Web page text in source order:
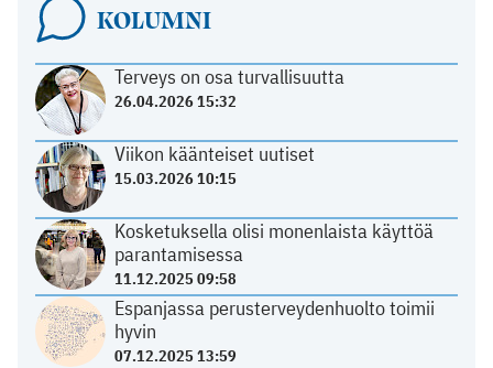
KOLUMNI
Terveys on osa turvallisuutta
26.04.2026 15:32
Viikon käänteiset uutiset
15.03.2026 10:15
Kosketuksella olisi monenlaista käyttöä
parantamisessa
11.12.2025 09:58
Espanjassa perusterveydenhuolto toimii
hyvin
07.12.2025 13:59